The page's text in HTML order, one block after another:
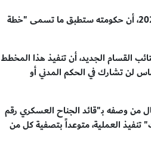
أعلن وزير الجيش الإسرائيلي يسرائيل كاتس، صباح اليوم الأربعاء 27 مايو 2026، أن حكومته ستطبق ما تسمى "خطة
القسام الجديد، أن تنفيذ هذا المخطط
لن تشارك في الحكم المدني أو
من وصفه بـ"قائد الجناح العسكري رقم
العملية، متوعداً بتصفية كل من